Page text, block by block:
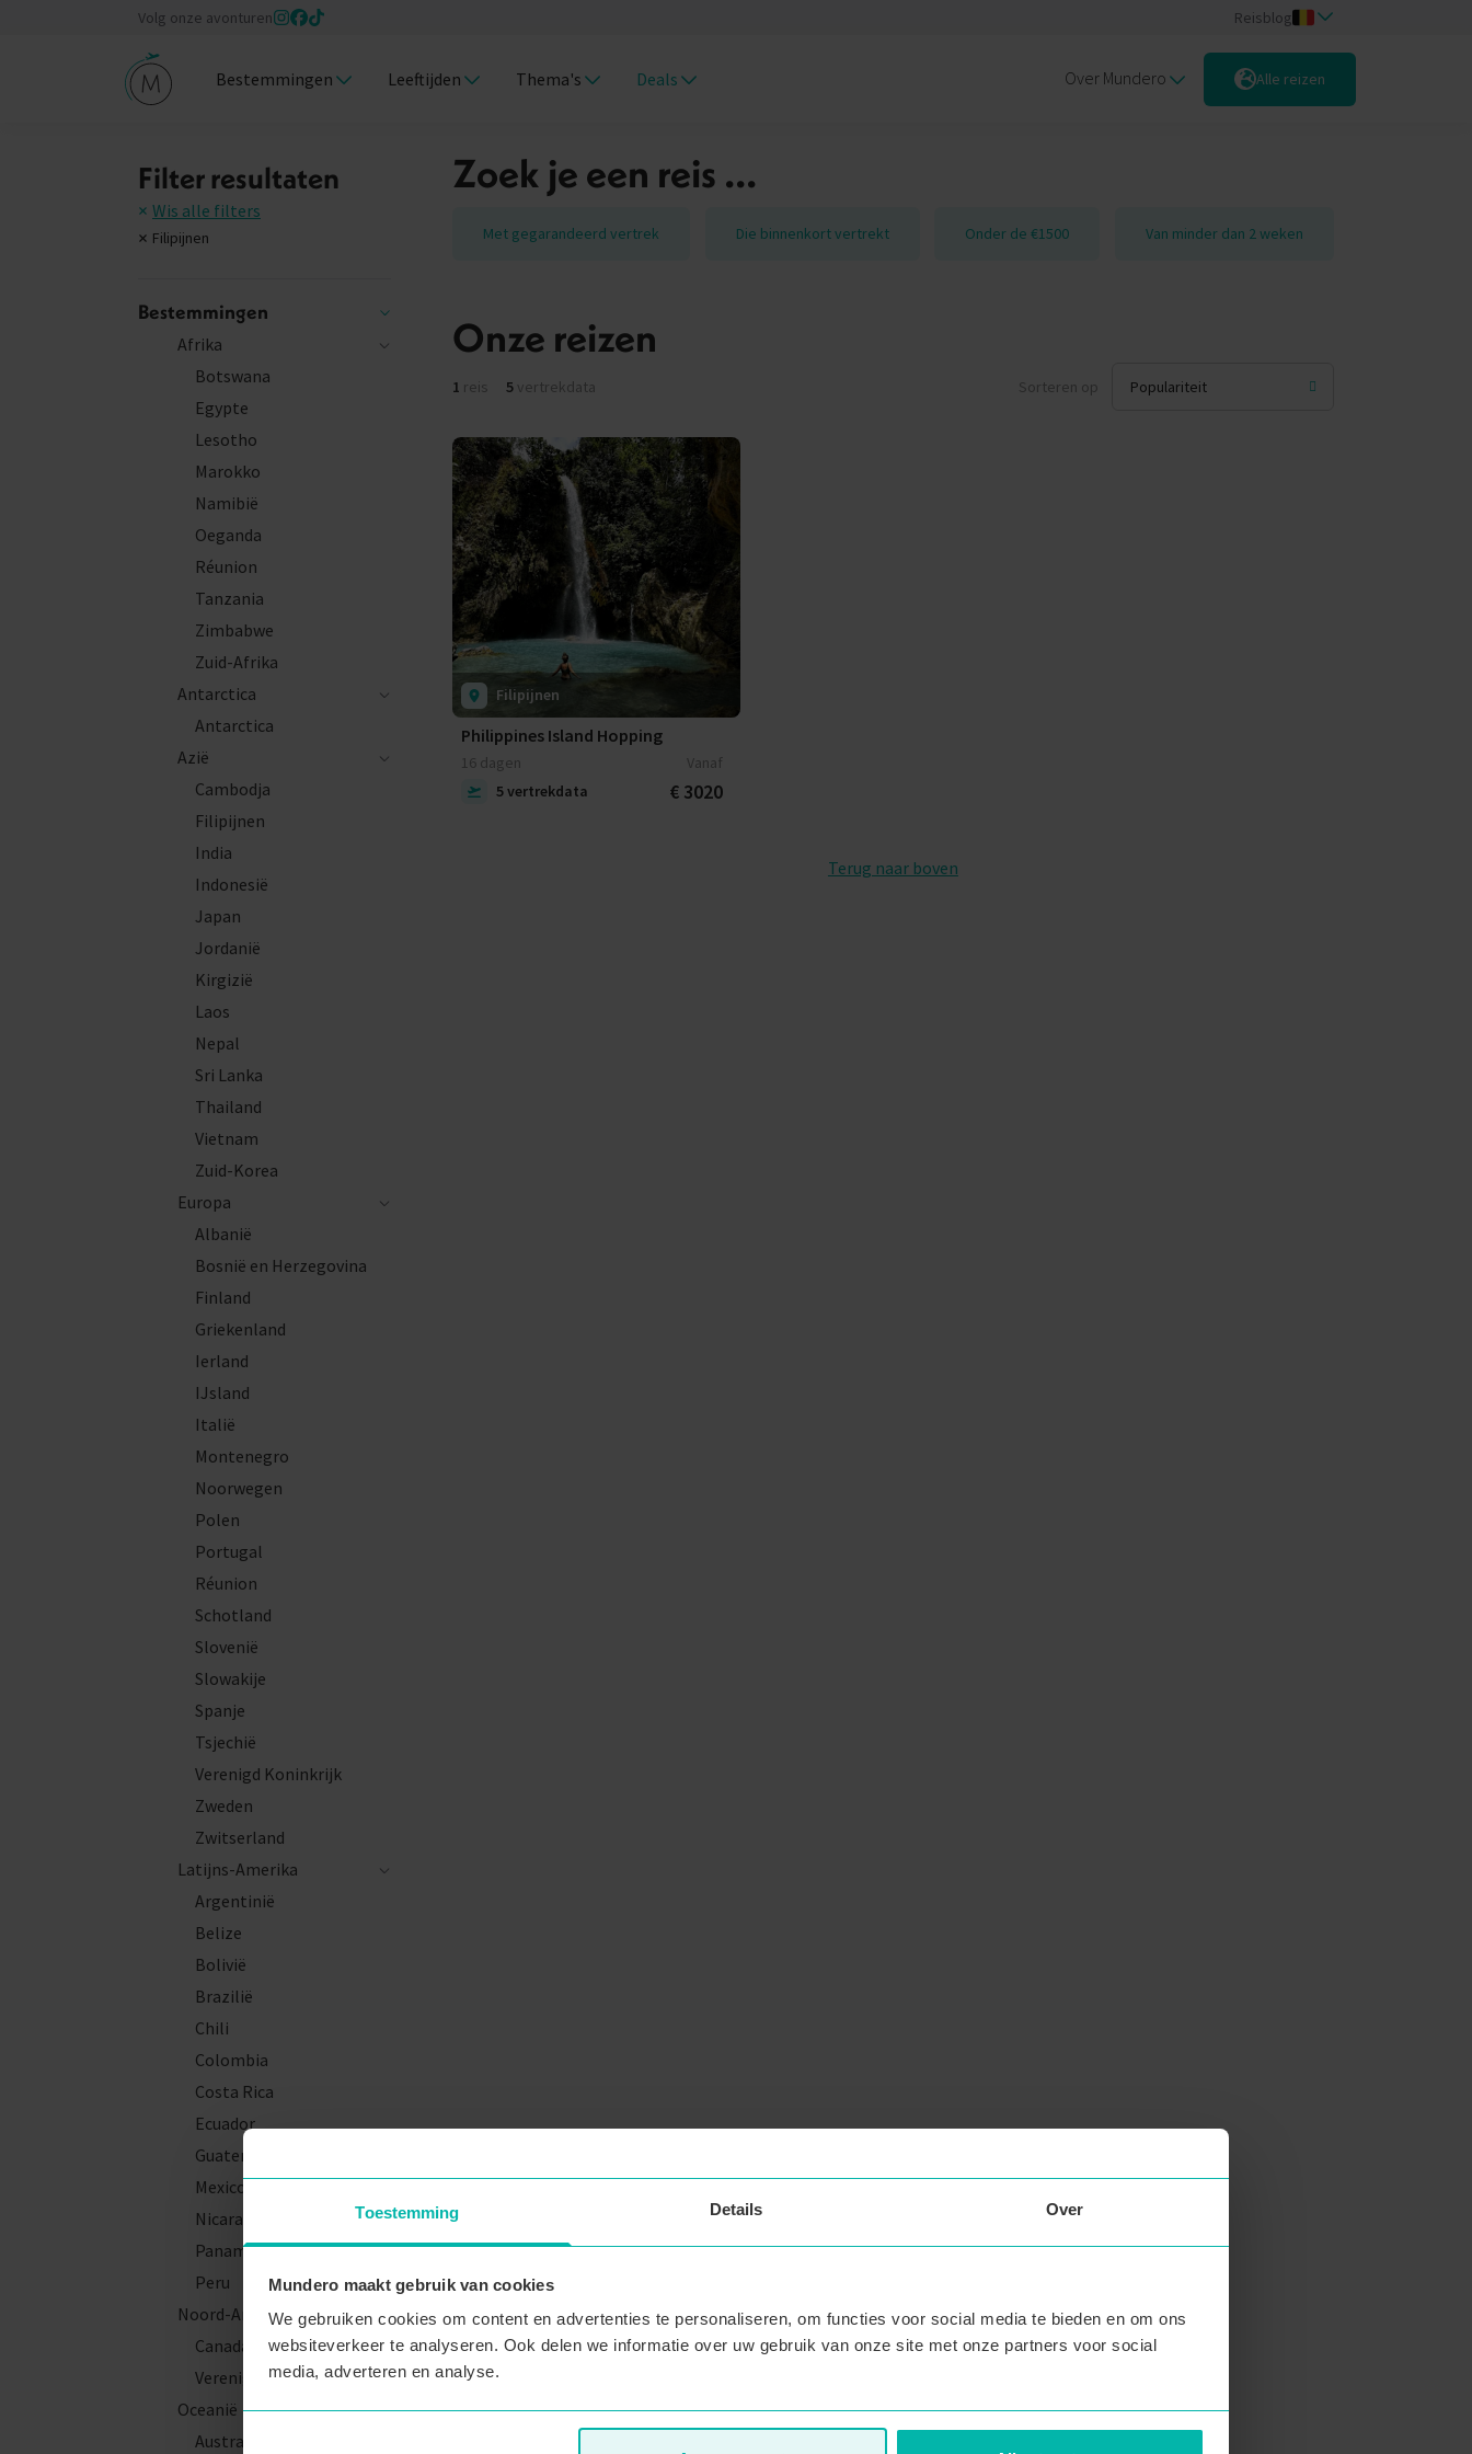
Toestemming Details Over
Mundero maakt gebruik van cookies
We gebruiken cookies om content en advertenties te personaliseren, om functies voor social media te bieden en om ons
websiteverkeer te analyseren. Ook delen we informatie over uw gebruik van onze site met onze partners voor social
media, adverteren en analyse.
Volg onze avonturen Reisblog
Bestemmingen Leeftijden Thema's Deals Over Mundero Alle reizen
Filter resultaten
Wis alle filters
Filipijnen
Bestemmingen
Afrika
Botswana
Egypte
Lesotho
Marokko
Namibië
Oeganda
Réunion
Tanzania
Zimbabwe
Zuid-Afrika
Antarctica
Antarctica
Azië
Cambodja
Filipijnen
India
Indonesië
Japan
Jordanië
Kirgizië
Laos
Nepal
Sri Lanka
Thailand
Vietnam
Zuid-Korea
Europa
Albanië
Bosnië en Herzegovina
Finland
Griekenland
Ierland
IJsland
Italië
Montenegro
Noorwegen
Polen
Portugal
Réunion
Schotland
Slovenië
Slowakije
Spanje
Tsjechië
Verenigd Koninkrijk
Zweden
Zwitserland
Latijns-Amerika
Argentinië
Belize
Bolivië
Brazilië
Chili
Colombia
Costa Rica
Ecuador
Guatemala
Mexico
Nicaragua
Panama
Peru
Noord-Amerika
Canada
Verenigde Staten
Oceanië
Australië
Zoek je een reis ...
Met gegarandeerd vertrek Die binnenkort vertrekt Onder de €1500 Van minder dan 2 weken
Onze reizen
Sorteren op
1 reis 5vertrekdata
Filipijnen
Philippines Island Hopping
16 dagen
Vanaf
5 vertrekdata
€ 3020
Terug naar boven